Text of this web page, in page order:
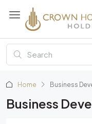
Home Business
Business